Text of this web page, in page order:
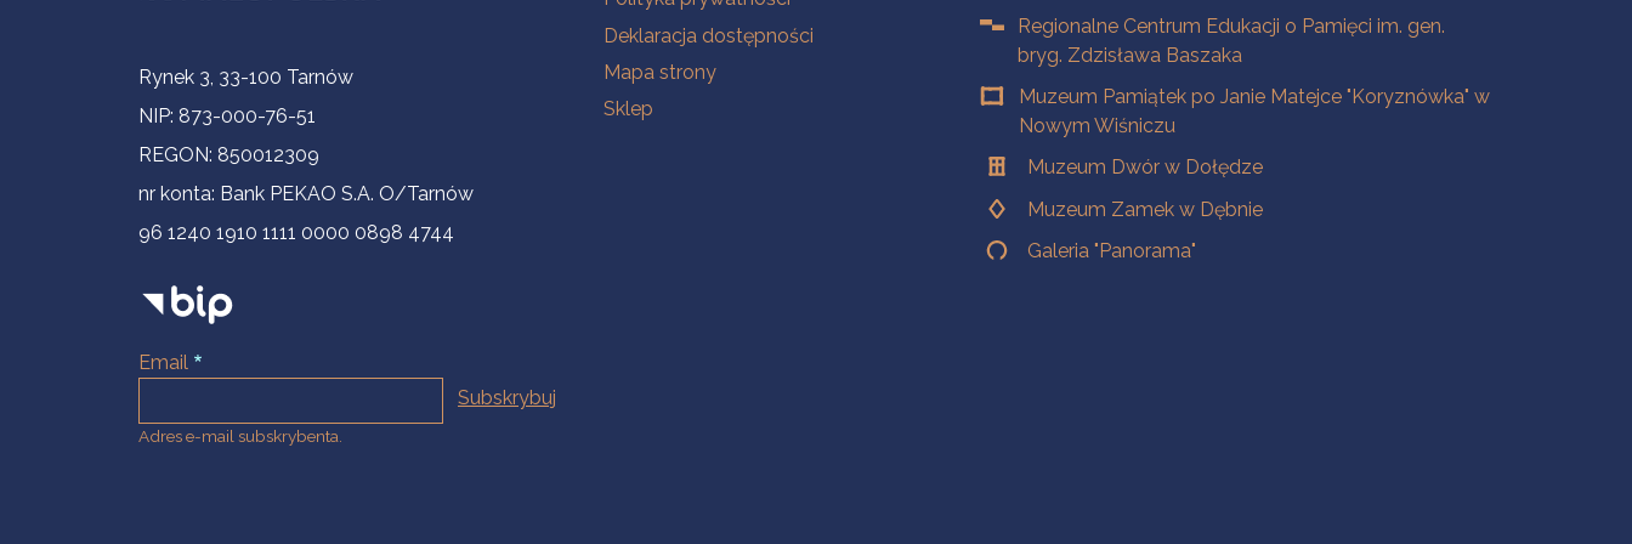
Informacje kontaktowe
Rynek 3, 33-100 Tarnów
NIP: 873-000-76-51
REGON: 850012309
nr konta: Bank PEKAO S.A. O/Tarnów
96 1240 1910 1111 0000 0898 4744
Email
Adres e-mail subskrybenta.
Deklaracja dostępności
Mapa strony
Sklep
Regionalne Centrum Edukacji o Pamięci im. gen.
bryg. Zdzisława Baszaka
Muzeum Pamiątek po Janie Matejce "Koryznówka" w
Nowym Wiśniczu
Muzeum Dwór w Dołędze
Muzeum Zamek w Dębnie
Galeria "Panorama"